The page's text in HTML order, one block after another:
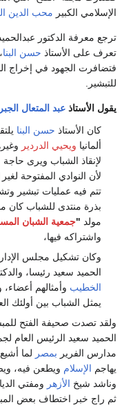
الإسلامي الكبير محب الدين
ترجع معرفة الدكتور
تعرف على الأستاذ حسن البنا
فتضافرت الجهود في إخراج
للتبشير.
يقول الأستاذ عبد المتعال
كان الأستاذ حسن البنا
ألمانيا ويحيي الدردير
لإنقاذ الشباب ويرى
لأن النوادي المفتوحة
تتم فيه عمليات تبشير
بذرة منتدى للشباب كان
مولد "جمعية الشبان
واشتراكه فيها،
وكان تشكيل مجلس
الحميد سعيد رئيسا،
الخطيب وأمثالهم أعضاء،
يمثل الشباب بين أولئك
ولقد تصدت صحيفة الفتح
الحميد سعيد الرئيس العام
مدارس الفرير بمصر لما
يهاجم الإسلام ويطعن فيه،
وناشد شيخ الأزهر ومفتي
ثم راج خبر اختطاف بعض